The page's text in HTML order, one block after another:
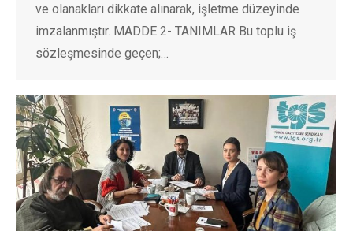
ve olanakları dikkate alınarak, işletme düzeyinde
imzalanmıştır. MADDE 2- TANIMLAR Bu toplu iş
sözleşmesinde geçen;…